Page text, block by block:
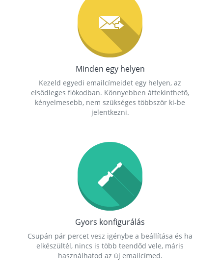
Minden egy helyen
Kezeld egyedi emailcímeidet egy helyen, az
elsődleges fiókodban. Könnyebben áttekinthető,
kényelmesebb, nem szükséges többször ki-be
jelentkezni.
Gyors konfigurálás
Csupán pár percet vesz igénybe a beállítása és ha
elkészültél, nincs is több teendőd vele, máris
használhatod az új emailcímed.